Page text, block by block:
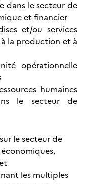
dans le secteur de
et financier
et/ou services
la production et à
opérationnelle
humaines
le secteur de
le secteur de
économiques,
les multiples